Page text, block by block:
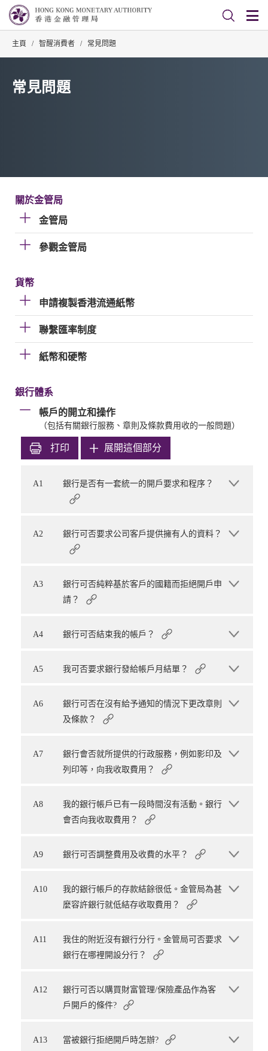
主頁 / 智醒消費者 / 常見問題
常見問題
關於金管局
金管局
參觀金管局
貨幣
申請複製香港流通紙幣
聯繫匯率制度
紙幣和硬幣
銀行體系
帳戶的開立和操作
（包括有關銀行服務、章則及條款費用收的一般問題）
打印 展開這個部分
A1 銀行是否有一套統一的開戶要求和程序？
A2 銀行可否要求公司客戶提供擁有人的資料？
A3
銀行可否純粹基於客戶的國籍而拒絕開戶申
請？
A4 銀行可否結束我的帳戶？
A5 我可否要求銀行發給帳戶月結單？
A6
銀行可否在沒有給予通知的情況下更改章則
及條款？
A7
銀行會否就所提供的行政服務，例如影印及
列印等，向我收取費用？
A8
我的銀行帳戶已有一段時間沒有活動。銀行
會否向我收取費用？
A9 銀行可否調整費用及收費的水平？
A10
我的銀行帳戶的存款結餘很低。金管局為甚
麼容許銀行就低結存收取費用？
A11
我住的附近沒有銀行分行。金管局可否要求
銀行在哪裡開設分行？
A12
銀行可否以購買財富管理/保險產品作為客
戶開戶的條件?
A13 當被銀行拒絕開戶時怎辦?